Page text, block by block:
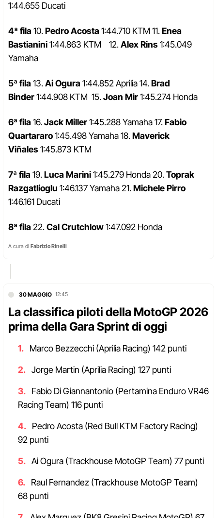
1:44.655 Ducati
4ª fila10.Pedro Acosta1:44.710 KTM 11.Enea
Bastianini1:44.863 KTM 12.Alex Rins1:45.049
Yamaha
5ª fila13.Ai Ogura1:44.852 Aprilia 14.Brad
Binder1:44.908 KTM 15.Joan Mir1:45.274 Honda
6ª fila16.Jack Miller1:45.288 Yamaha 17.Fabio
Quartararo1:45.498 Yamaha 18.Maverick
Viñales1:45.873 KTM
7ª fila19.Luca Marini1:45.279 Honda 20.Toprak
Razgatlioglu 1:46.137 Yamaha 21.Michele Pirro
1:46.161 Ducati
8ª fila 22.Cal Crutchlow1:47.092 Honda
A cura di Fabrizio Rinelli
30 MAGGIO 12:45
La classifica piloti della MotoGP 2026
prima della Gara Sprint di oggi
Marco Bezzecchi (Aprilia Racing) 142 punti
Jorge Martin (Aprilia Racing) 127 punti
Fabio Di Giannantonio (Pertamina Enduro VR46
Racing Team) 116 punti
Pedro Acosta (Red Bull KTM Factory Racing)
92 punti
Ai Ogura (Trackhouse MotoGP Team) 77 punti
Raul Fernandez (Trackhouse MotoGP Team)
68 punti